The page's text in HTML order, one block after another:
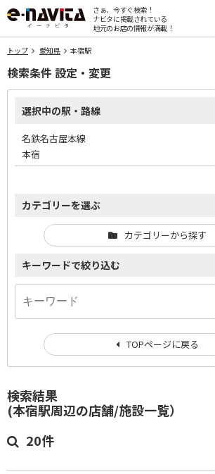
さぁ、今すぐ検索！
ナビタに掲載されている
地元のお店の情報が満載！
トップ 愛知県 本宿駅
検索結果
(本宿駅周辺の店舗/施設一覧）
20件
検索条件 設定・変更
選択中の駅・路線
名鉄名古屋本線
本宿
カテゴリーを選ぶ
カテゴリーから探す
キーワードで絞り込む
TOPページに戻る